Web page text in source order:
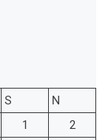
S
N
1
2